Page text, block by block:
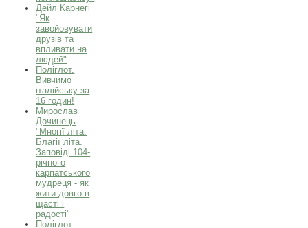
Дейл Карнегі
"Як
завойовувати
друзів та
впливати на
людей"
Поліглот.
Вивчимо
італійську за
16 годин!
Мирослав
Дочинець
"Многії літа.
Благії літа.
Заповіді 104-
річного
карпатського
мудреця - як
жити довго в
щасті і
радості"
Поліглот.